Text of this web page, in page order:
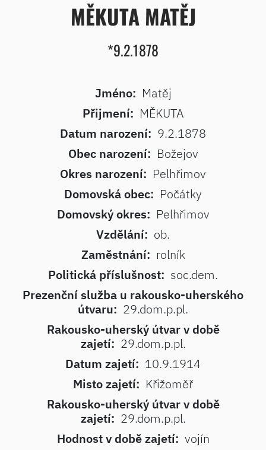
MĚKUTA MATĚJ
*9.2.1878
Jméno: Matěj
Přijmení: MĚKUTA
Datum narození: 9.2.1878
Obec narození: Božejov
Okres narození: Pelhřimov
Domovská obec: Počátky
Domovský okres: Pelhřimov
Vzdělání: ob.
Zaměstnání: rolník
Politická příslušnost: soc.dem.
Prezenční služba u rakousko-uherského
útvaru: 29.dom.p.pl.
Rakousko-uherský útvar v době
zajetí: 29.dom.p.pl.
Datum zajetí: 10.9.1914
Misto zajetí: Křižoměř
Rakousko-uherský útvar v době
zajetí: 29.dom.p.pl.
Hodnost v době zajetí: vojín